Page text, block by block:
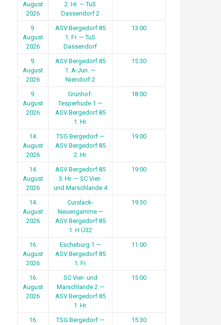
August
2026
2. Hr. — TuS
Dassendorf 2
9.
August
2026
ASV Bergedorf 85
1. Fr. — TuS
Dassendorf
13:00
9.
August
2026
ASV Bergedorf 85
1. A-Jun. —
Niendorf 2
15:30
9.
August
2026
Grünhof-
Tesperhude 1 —
ASV Bergedorf 85
1. Hr.
18:00
14.
August
2026
TSG Bergedorf —
ASV Bergedorf 85
2. Hr.
19:00
14.
August
2026
ASV Bergedorf 85
3. Hr. — SC Vier-
und Marschlande 4
19:00
14.
August
2026
Curslack-
Neuengamme —
ASV Bergedorf 85
1. H Ü32
19:30
16.
August
2026
Escheburg 1 —
ASV Bergedorf 85
1. Fr.
11:00
16.
August
2026
SC Vier- und
Marschlande 2 —
ASV Bergedorf 85
1. Hr.
15:00
16.
TSG Bergedorf —
15:30